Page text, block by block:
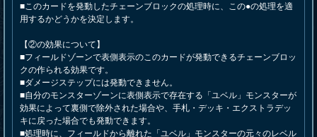
■このカードを発動したチェーンブロックの処理時に、この●の処理を適
用するかどうかを決定します。
【②の効果について】
■フィールドゾーンで表側表示のこのカードが発動できるチェーンブロッ
クの作られる効果です。
■ダメージステップには発動できません。
■自分のモンスターゾーンに表側表示で存在する「ユベル」モンスターが
効果によって裏側で除外された場合や、手札・デッキ・エクストラデッ
キに戻った場合でも発動できます。
■処理時に、フィールドから離れた「ユベル」モンスターの元々のレベル